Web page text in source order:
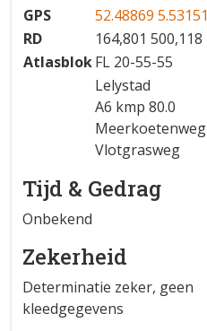
GPS
52.48869 5.53151
RD
164,801 500,118
AtlasblokFL 20-55-55
Lelystad
A6 kmp 80.0
Meerkoetenweg
Vlotgrasweg
Tijd & Gedrag
Onbekend
Zekerheid
Determinatie zeker, geen
kleedgegevens